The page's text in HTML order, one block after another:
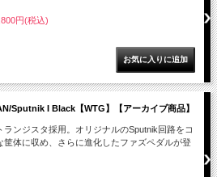
円(税込)
Sputnik I Black【WTG】【アーカイブ商品】
ランジスタ採用。オリジナルのSputnik回路をコ
筐体に収め、さらに進化したファズペダルが登